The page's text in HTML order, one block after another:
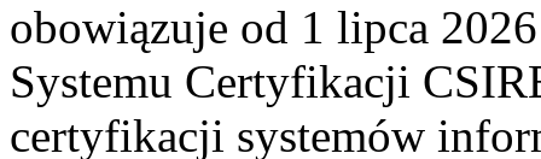
obowiązuje od 1 lipca
Systemu Certyfikacji
certyfikacji systemów